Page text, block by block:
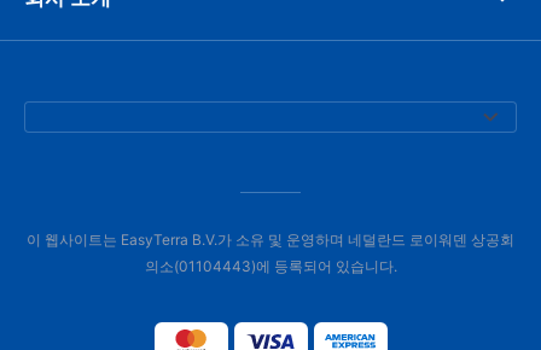
이 웹사이트는 EasyTerra B.V.가 소유 및 운영하며 네덜란드 로이워덴 상공회
의소(01104443)에 등록되어 있습니다.